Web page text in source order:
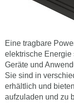
Eine tragbare
elektrische Energie
Geräte und
Sie sind in
erhältlich und
aufzuladen und zu